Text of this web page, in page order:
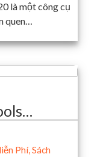
là một công cụ
quen…
Phí,Sách